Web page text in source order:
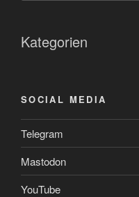
Kategorien
SOCIAL MEDIA
Telegram
Mastodon
YouTube